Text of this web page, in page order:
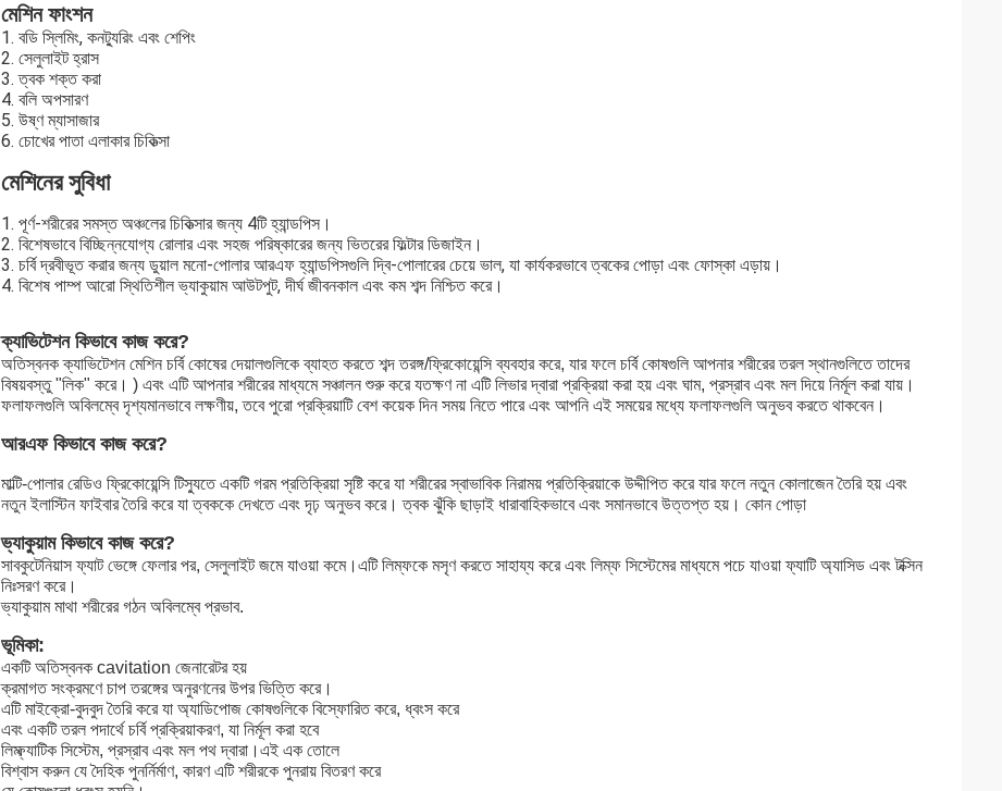
মেশিন ফাংশন
1. বডি স্লিমিং, কনট্যুরিং এবং শেপিং
2. সেলুলাইট হ্রাস
3. ত্বক শক্ত করা
4. বলি অপসারণ
5. উষ্ণ ম্যাসাজার
6. চোখের পাতা এলাকার চিকিত্সা
মেশিনের সুবিধা
1. পূর্ণ-শরীরের সমস্ত অঞ্চলের চিকিত্সার জন্য 4টি হ্যান্ডপিস।
2. বিশেষভাবে বিচ্ছিন্নযোগ্য রোলার এবং সহজ পরিষ্কারের জন্য ভিতরের ফিল্টার ডিজাইন।
3. চর্বি দ্রবীভূত করার জন্য ডুয়াল মনো-পোলার আরএফ হ্যান্ডপিসগুলি দ্বি-পোলারের চেয়ে ভাল, যা কার্যকরভাবে ত্বকের পোড়া এবং ফোস্কা এড়ায়।
4. বিশেষ পাম্প আরো স্থিতিশীল ভ্যাকুয়াম আউটপুট, দীর্ঘ জীবনকাল এবং কম শব্দ নিশ্চিত করে।
ক্যাভিটেশন কিভাবে কাজ করে?
অতিস্বনক ক্যাভিটেশন মেশিন চর্বি কোষের দেয়ালগুলিকে ব্যাহত করতে শব্দ তরঙ্গ/ফ্রিকোয়েন্সি ব্যবহার করে, যার ফলে চর্বি কোষগুলি আপনার শরীরের তরল স্থানগুলিতে তাদের
বিষয়বস্তু "লিক" করে। ) এবং এটি আপনার শরীরের মাধ্যমে সঞ্চালন শুরু করে যতক্ষণ না এটি লিভার দ্বারা প্রক্রিয়া করা হয় এবং ঘাম, প্রস্রাব এবং মল দিয়ে নির্মূল করা যায়।
ফলাফলগুলি অবিলম্বে দৃশ্যমানভাবে লক্ষণীয়, তবে পুরো প্রক্রিয়াটি বেশ কয়েক দিন সময় নিতে পারে এবং আপনি এই সময়ের মধ্যে ফলাফলগুলি অনুভব করতে থাকবেন।
আরএফ কিভাবে কাজ করে?
মাল্টি-পোলার রেডিও ফ্রিকোয়েন্সি টিস্যুতে একটি গরম প্রতিক্রিয়া সৃষ্টি করে যা শরীরের স্বাভাবিক নিরাময় প্রতিক্রিয়াকে উদ্দীপিত করে যার ফলে নতুন কোলাজেন তৈরি হয় এবং
নতুন ইলাস্টিন ফাইবার তৈরি করে যা ত্বককে দেখতে এবং দৃঢ় অনুভব করে। ত্বক ঝুঁকি ছাড়াই ধারাবাহিকভাবে এবং সমানভাবে উত্তপ্ত হয়। কোন পোড়া
ভ্যাকুয়াম কিভাবে কাজ করে?
সাবকুটেনিয়াস ফ্যাট ভেঙ্গে ফেলার পর, সেলুলাইট জমে যাওয়া কমে।এটি লিম্ফকে মসৃণ করতে সাহায্য করে এবং লিম্ফ সিস্টেমের মাধ্যমে পচে যাওয়া ফ্যাটি অ্যাসিড এবং টক্সিন
নিঃসরণ করে।
ভ্যাকুয়াম মাথা শরীরের গঠন অবিলম্বে প্রভাব.
ভূমিকা:
একটি অতিস্বনক cavitation জেনারেটর হয়
ক্রমাগত সংক্রমণে চাপ তরঙ্গের অনুরণনের উপর ভিত্তি করে।
এটি মাইক্রো-বুদবুদ তৈরি করে যা অ্যাডিপোজ কোষগুলিকে বিস্ফোরিত করে, ধ্বংস করে
এবং একটি তরল পদার্থে চর্বি প্রক্রিয়াকরণ, যা নির্মূল করা হবে
লিম্ফ্যাটিক সিস্টেম, প্রস্রাব এবং মল পথ দ্বারা।এই এক তোলে
বিশ্বাস করুন যে দৈহিক পুনর্নির্মাণ, কারণ এটি শরীরকে পুনরায় বিতরণ করে